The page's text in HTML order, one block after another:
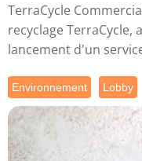
TerraCycle
recyclage TerraCycle,
lancement d'un
Environnement Lobby